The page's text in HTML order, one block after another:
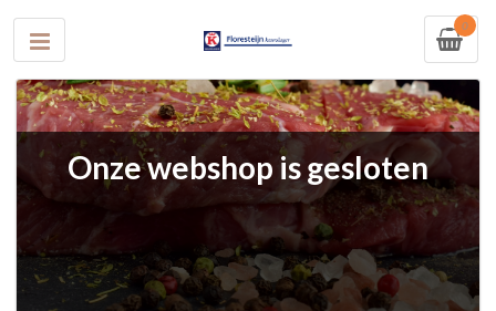
0
Onze webshop is gesloten